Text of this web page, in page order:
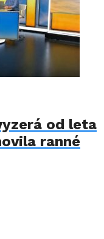
od leta
ranné